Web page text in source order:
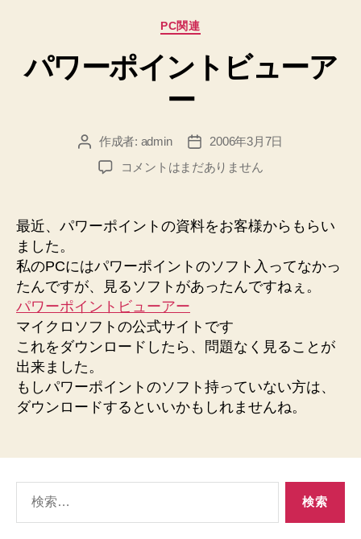
カ
ゴ
リ
ー
PC関連
パワーポイントビューア
ー
投 作成者: admin
投
稿
日
2006年3月7日
パ
ポ
イ
ト
ビ
ュ
ー
ア
の
コメントはまだありません
最近、パワーポイントの資料をお客様からもらい
ました。
私のPCにはパワーポイントのソフト入ってなかっ
たんですが、見るソフトがあったんですねぇ。
パワーポイントビューアー
マイクロソフトの公式サイトです
これをダウンロードしたら、問題なく見ることが
出来ました。
もしパワーポイントのソフト持っていない方は、
ダウンロードするといいかもしれませんね。